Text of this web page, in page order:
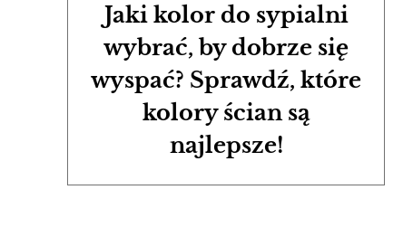
Jaki kolor do sypialni
wybrać, by dobrze się
wyspać? Sprawdź, które
kolory ścian są
najlepsze!